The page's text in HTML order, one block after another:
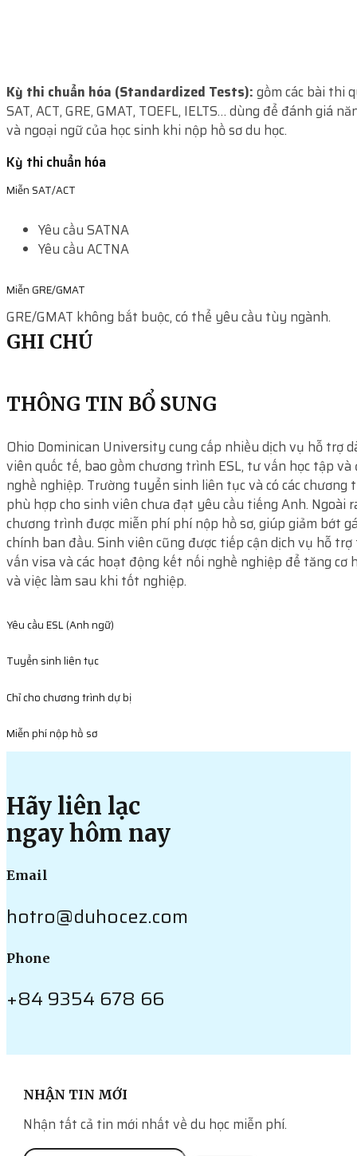
Kỳ thi chuẩn hóa (Standardized Tests): gồm các bài thi
SAT, ACT, GRE, GMAT, TOEFL, IELTS… dùng để đánh giá
và ngoại ngữ của học sinh khi nộp hồ sơ du học.
Kỳ thi chuẩn hóa
Miễn SAT/ACT
Yêu cầu SATNA
Yêu cầu ACTNA
Miễn GRE/GMAT
GRE/GMAT không bắt buộc, có thể yêu cầu tùy ngành.
THÔNG TIN BỔ SUNG
Ohio Dominican University cung cấp nhiều dịch vụ hỗ trợ
viên quốc tế, bao gồm chương trình ESL, tư vấn học tập
nghề nghiệp. Trường tuyển sinh liên tục và có các chương
phù hợp cho sinh viên chưa đạt yêu cầu tiếng Anh. Ngoài
chương trình được miễn phí phí nộp hồ sơ, giúp giảm bớt
chính ban đầu. Sinh viên cũng được tiếp cận dịch vụ hỗ
vấn visa và các hoạt động kết nối nghề nghiệp để tăng cơ
và việc làm sau khi tốt nghiệp.
Yêu cầu ESL (Anh ngữ)
Tuyển sinh liên tục
Chỉ cho chương trình dự bị
Miễn phí nộp hồ sơ
GHI CHÚ
Hãy liên lạc
ngay hôm nay
Email
hotro@duhocez.com
Phone
+84 9354 678 66
NHẬN TIN MỚI
Nhận tất cả tin mới nhất về du học miễn phí.